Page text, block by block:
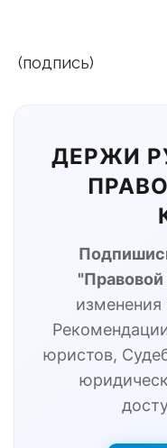
(подпись)
ДЕРЖИ
изменения
юристов,